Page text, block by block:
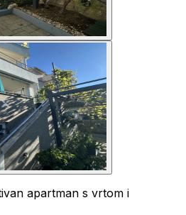
apartman s vrtom i